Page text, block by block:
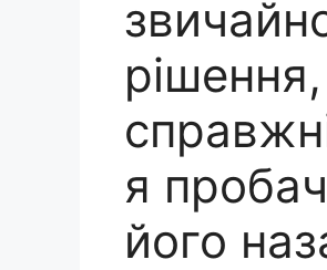
я
його